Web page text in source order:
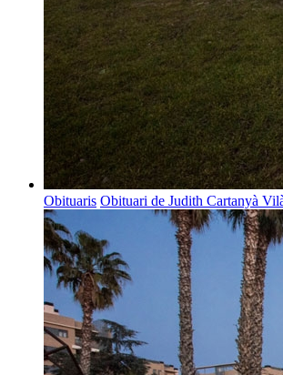
Obituaris Obituari de Judith Cartanyà